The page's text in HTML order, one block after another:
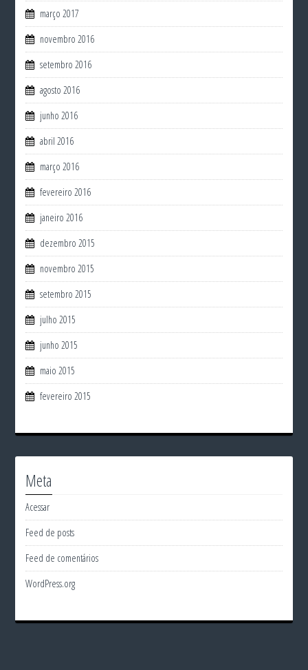
março 2017
novembro 2016
setembro 2016
agosto 2016
junho 2016
abril 2016
março 2016
fevereiro 2016
janeiro 2016
dezembro 2015
novembro 2015
setembro 2015
julho 2015
junho 2015
maio 2015
fevereiro 2015
Meta
Acessar
Feed de posts
Feed de comentários
WordPress.org